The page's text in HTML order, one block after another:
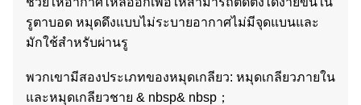
รูตาบอด หมุดดึงแบบไม่ระบายอากาศไม่มีจุดแบนและ
มักใช้สำหรับผ่านรู
พวกเขามีสองประเภทของหมุดเกลียว: หมุดเกลียวภายใน
และหมุดเกลียวชาย & nbsp& nbsp；